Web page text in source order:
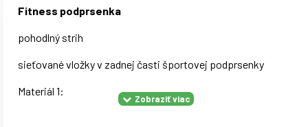
Fitness podprsenka
pohodlný strih
sieťované vložky v zadnej časti športovej podprsenky
Materiál 1: